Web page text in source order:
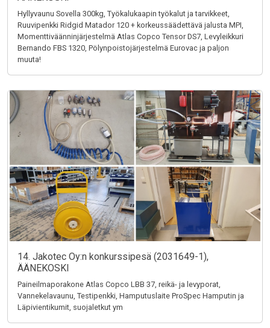
Hyllyvaunu Sovella 300kg, Työkalukaapin työkalut ja tarvikkeet,
Ruuvipenkki Ridgid Matador 120 + korkeussäädettävä jalusta MPI,
Momenttiväänninjärjestelmä Atlas Copco Tensor DS7, Levyleikkuri
Bernando FBS 1320, Pölynpoistojärjestelmä Eurovac ja paljon
muuta!
14. Jakotec Oy:n konkurssipesä (2031649-1),
ÄÄNEKOSKI
Paineilmaporakone Atlas Copco LBB 37, reikä- ja levyporat,
Vannekelavaunu, Testipenkki, Hamputuslaite ProSpec Hamputin ja
Läpivientikumit, suojaletkut ym